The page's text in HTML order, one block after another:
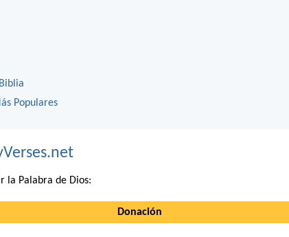
Populares
la Palabra de Dios:
Donación